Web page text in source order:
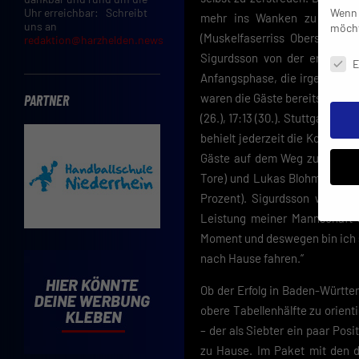
Uhr erreichbar: Schreibt
uns an
redaktion@harzhelden.news
PARTNER
mehr ins Wanken zu
(Muskelfaserriss
Sigurdsson von der ersten
Anfangsphase, die irgendwie
waren die Gäste bereits mit
(26.), 17:13 (30.). Stuttgart
behielt jederzeit die Kontrolle
Gäste auf dem Weg zum
Tore) und Lukas Blohme
Prozent). Sigurdsson war –
Leistung meiner
Moment und deswegen bin
nach Hause fahren.“
Ob der Erfolg in Baden-
obere Tabellenhälfte zu
– der als Siebter ein paar
zu Hause. Im Paket mit den
Mit